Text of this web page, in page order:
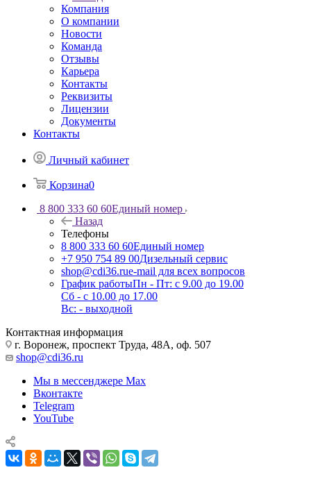
Компания
О компании
Новости
Команда
Отзывы
Карьера
Контакты
Реквизиты
Лицензии
Документы
Контакты
Личный кабинет
Корзина0
8 800 333 60 60Единый номер
Назад
Телефоны
8 800 333 60 60Единый номер
+7 950 754 89 00Дизельный сервис
shop@cdi36.rue-mail для всех вопросов
График работыПн - Пт: с 9.00 до 19.00
Сб - с 10.00 до 17.00
Вс: - выходной
Контактная информация
г. Воронеж, проспект Труда, 48А, оф. 507
shop@cdi36.ru
Мы в мессенджере Max
Вконтакте
Telegram
YouTube